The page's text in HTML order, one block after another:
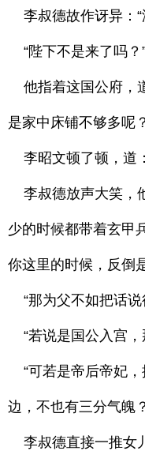
李叔德故作讶异：“
“陛下不是来了吗？
他指着这国公府，
是家中床铺不够多呢
李昭文顿了顿，道
李叔德放声大笑，
少的时候都带着玄甲
你这里的时候，反倒
“那为父不如把话说
“若说是国公入宫，
“可若是帝后帝妃，
边，不也有三分气魄
李叔德直接一推女